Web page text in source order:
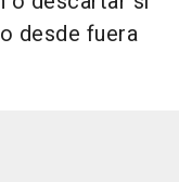
desde fuera